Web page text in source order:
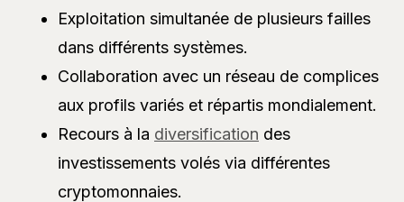
Exploitation simultanée de plusieurs failles
dans différents systèmes.
Collaboration avec un réseau de complices
aux profils variés et répartis mondialement.
Recours à la diversification des
investissements volés via différentes
cryptomonnaies.